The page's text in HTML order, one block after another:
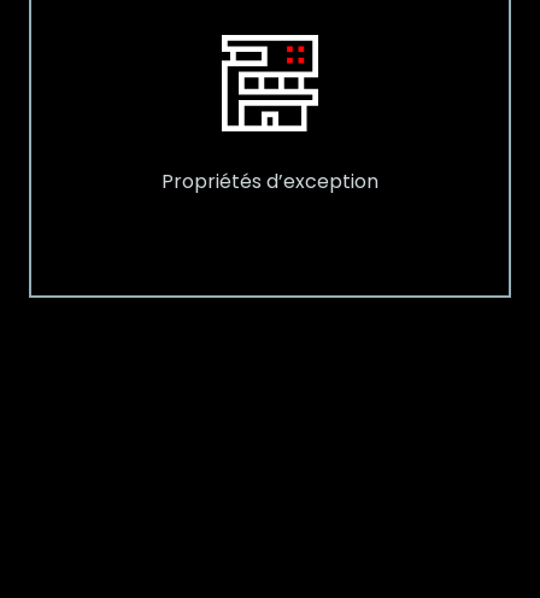
Propriétés d’exception